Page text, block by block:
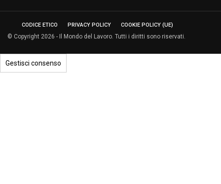
CODICE ETICO PRIVACY POLICY COOKIE POLICY (UE)
© Copyright 2026 - Il Mondo del Lavoro. Tutti i diritti sono riservati.
Gestisci consenso